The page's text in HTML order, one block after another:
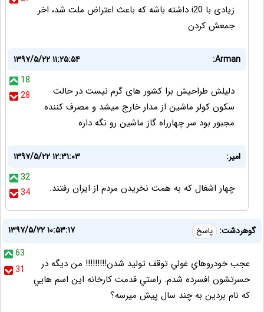
زیادی با i20 داشته باشه که باعث اعتراض ملت شد، اخر
جمعش کردن
Arman:
۱۳۹۷/۵/۲۲ ۱۱:۲۵:۵۴
18
28
دلیلش طراحیش برا کشور های گرم نیست در حالت
سکون کولر ماشین از مدار خارج میشد و مصرف کننده
مجبور بود سر چهارراه گاز ماشین رو نگه داره
امیر:
۱۳۹۷/۵/۲۲ ۱۲:۳۱:۰۳
32
34
چهار اشغال که به همت نخریدن مردم از ایران رفتند.
گوهردشت: پاسخ
۱۳۹۷/۵/۲۲ ۱۰:۵۳:۱۷
63
31
عجب خودروهاي غولي توقف توليد شدن!!!!!!!!! من ديگه در
حسرتشون افسرده شدم. راستي قدمت كارخانه اين اسم هايي
كه نام بردين به چند سال پيش ميرسه؟